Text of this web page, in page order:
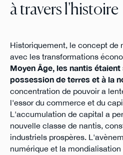
à travers l'histoire
Historiquement, le concept de
avec les transformations
Moyen Âge, les nantis
possession de terres et à la
concentration de pouvoir a
l'essor du commerce et du
L'accumulation de capital a
nouvelle classe de nantis,
industriels prospères.
numérique et la